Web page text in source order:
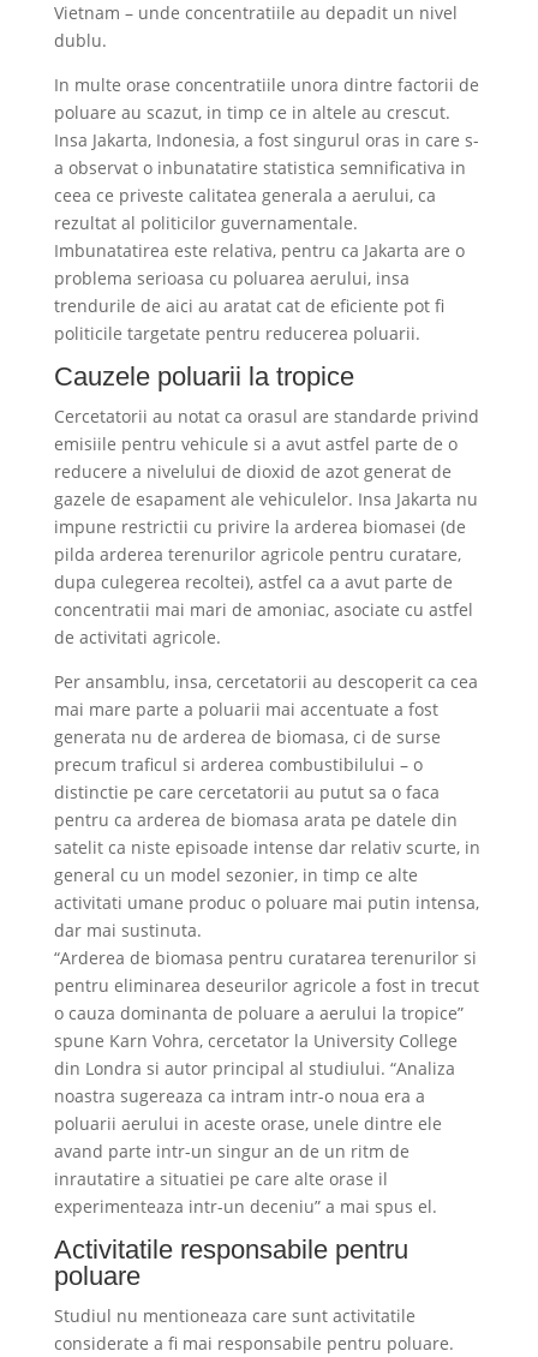
Vietnam – unde concentratiile au depadit un nivel
dublu.
In multe orase concentratiile unora dintre factorii de
poluare au scazut, in timp ce in altele au crescut.
Insa Jakarta, Indonesia, a fost singurul oras in care s-
a observat o inbunatatire statistica semnificativa in
ceea ce priveste calitatea generala a aerului, ca
rezultat al politicilor guvernamentale.
Imbunatatirea este relativa, pentru ca Jakarta are o
problema serioasa cu poluarea aerului, insa
trendurile de aici au aratat cat de eficiente pot fi
politicile targetate pentru reducerea poluarii.
Cauzele poluarii la tropice
Cercetatorii au notat ca orasul are standarde privind
emisiile pentru vehicule si a avut astfel parte de o
reducere a nivelului de dioxid de azot generat de
gazele de esapament ale vehiculelor. Insa Jakarta nu
impune restrictii cu privire la arderea biomasei (de
pilda arderea terenurilor agricole pentru curatare,
dupa culegerea recoltei), astfel ca a avut parte de
concentratii mai mari de amoniac, asociate cu astfel
de activitati agricole.
Per ansamblu, insa, cercetatorii au descoperit ca cea
mai mare parte a poluarii mai accentuate a fost
generata nu de arderea de biomasa, ci de surse
precum traficul si arderea combustibilului – o
distinctie pe care cercetatorii au putut sa o faca
pentru ca arderea de biomasa arata pe datele din
satelit ca niste episoade intense dar relativ scurte, in
general cu un model sezonier, in timp ce alte
activitati umane produc o poluare mai putin intensa,
dar mai sustinuta.
“Arderea de biomasa pentru curatarea terenurilor si
pentru eliminarea deseurilor agricole a fost in trecut
o cauza dominanta de poluare a aerului la tropice”
spune Karn Vohra, cercetator la University College
din Londra si autor principal al studiului. “Analiza
noastra sugereaza ca intram intr-o noua era a
poluarii aerului in aceste orase, unele dintre ele
avand parte intr-un singur an de un ritm de
inrautatire a situatiei pe care alte orase il
experimenteaza intr-un deceniu” a mai spus el.
Activitatile responsabile pentru
poluare
Studiul nu mentioneaza care sunt activitatile
considerate a fi mai responsabile pentru poluare.